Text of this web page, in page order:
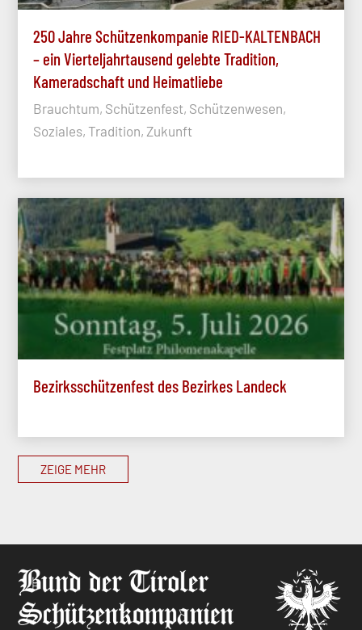
250 Jahre Schützenkompanie RIED-KALTENBACH
– ein Vierteljahrtausend gelebte Tradition,
Kameradschaft und Heimatliebe
Brauchtum, Schützenfest, Schützenwesen,
Soziales, Tradition, Zukunft
Bezirksschützenfest des Bezirkes Landeck
ZEIGE MEHR